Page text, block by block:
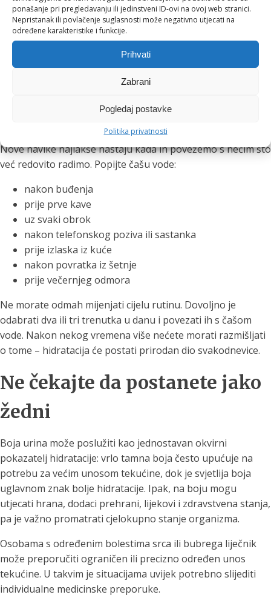
ponašanje pri pregledavanju ili jedinstveni ID-ovi na ovoj web stranici.
Nepristanak ili povlačenje suglasnosti može negativno utjecati na
određene karakteristike i funkcije.
Prihvati
Zabrani
Pogledaj postavke
Politika privatnosti
Ova navika posebno je korisna tijekom poslovnih ručkova,
večernjih druženja i toplih ljetnih dana. Čaša vode između
drugih pića pomaže nam usporiti, osvježiti se i lakše pratiti
koliko smo tekućine unijeli.
Mali podsjetnici koji stvaraju
velike navike
Nove navike najlakše nastaju kada ih povežemo s nečim što
već redovito radimo. Popijte čašu vode:
nakon buđenja
prije prve kave
uz svaki obrok
nakon telefonskog poziva ili sastanka
prije izlaska iz kuće
nakon povratka iz šetnje
prije večernjeg odmora
Ne morate odmah mijenjati cijelu rutinu. Dovoljno je
odabrati dva ili tri trenutka u danu i povezati ih s čašom
vode. Nakon nekog vremena više nećete morati razmišljati
o tome – hidratacija će postati prirodan dio svakodnevice.
Ne čekajte da postanete jako
žedni
Boja urina može poslužiti kao jednostavan okvirni
pokazatelj hidratacije: vrlo tamna boja često upućuje na
potrebu za većim unosom tekućine, dok je svjetlija boja
uglavnom znak bolje hidratacije. Ipak, na boju mogu
utjecati hrana, dodaci prehrani, lijekovi i zdravstvena stanja,
pa je važno promatrati cjelokupno stanje organizma.
Osobama s određenim bolestima srca ili bubrega liječnik
može preporučiti ograničen ili precizno određen unos
tekućine. U takvim je situacijama uvijek potrebno slijediti
individualne medicinske preporuke.